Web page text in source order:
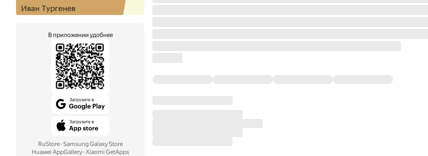
В приложении удобнее
RuStore· Samsung Galaxy Store
Huawei AppGallery· Xiaomi GetApps